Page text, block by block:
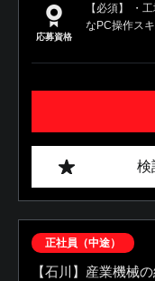
応募資格
【必須】 ・
なPC操作ス
検
正社員（中途）
【石川】産業機械